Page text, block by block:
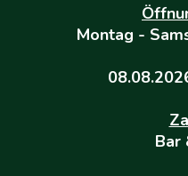
Montag -
Bar